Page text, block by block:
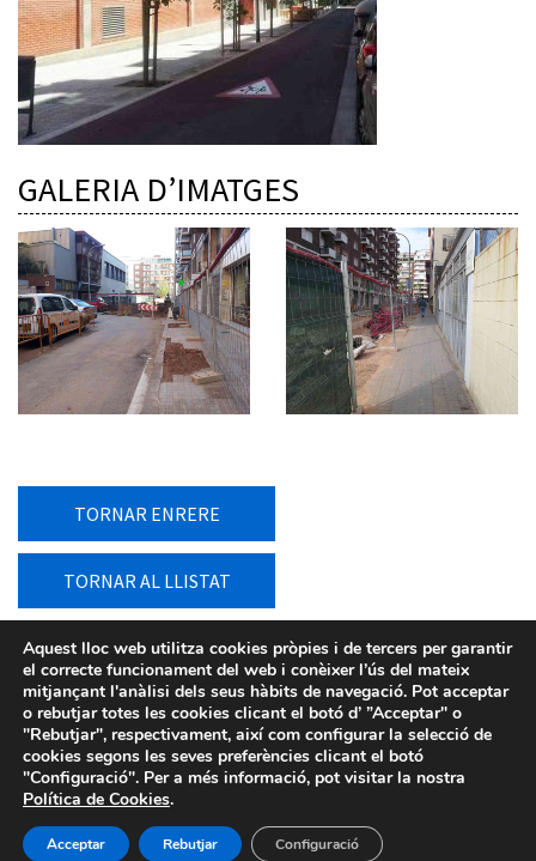
GALERIA D’IMATGES
TORNAR ENRERE
TORNAR AL LLISTAT
Aquest lloc web utilitza cookies pròpies i de tercers per garantir
el correcte funcionament del web i conèixer l’ús del mateix
mitjançant l'anàlisi dels seus hàbits de navegació. Pot acceptar
o rebutjar totes les cookies clicant el botó d’ ”Acceptar" o
"Rebutjar", respectivament, així com configurar la selecció de
cookies segons les seves preferències clicant el botó
"Configuració". Per a més informació, pot visitar la nostra
Política de Cookies.
Acceptar Rebutjar Configuració